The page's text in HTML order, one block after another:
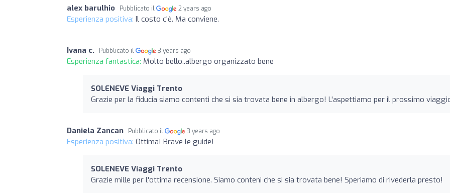
alex barulhio Pubblicato il 2 years ago
Esperienza positiva: Il costo c'è. Ma conviene.
Ivana c. Pubblicato il 3 years ago
Esperienza fantastica: Molto bello..albergo organizzato bene
SOLENEVE Viaggi Trento
Grazie per la fiducia siamo contenti che si sia trovata bene in albergo! L'aspettiamo per il prossimo
Daniela Zancan Pubblicato il 3 years ago
Esperienza positiva: Ottima! Brave le guide!
SOLENEVE Viaggi Trento
Grazie mille per l'ottima recensione. Siamo conteni che si sia trovata bene! Speriamo di rivederla presto!